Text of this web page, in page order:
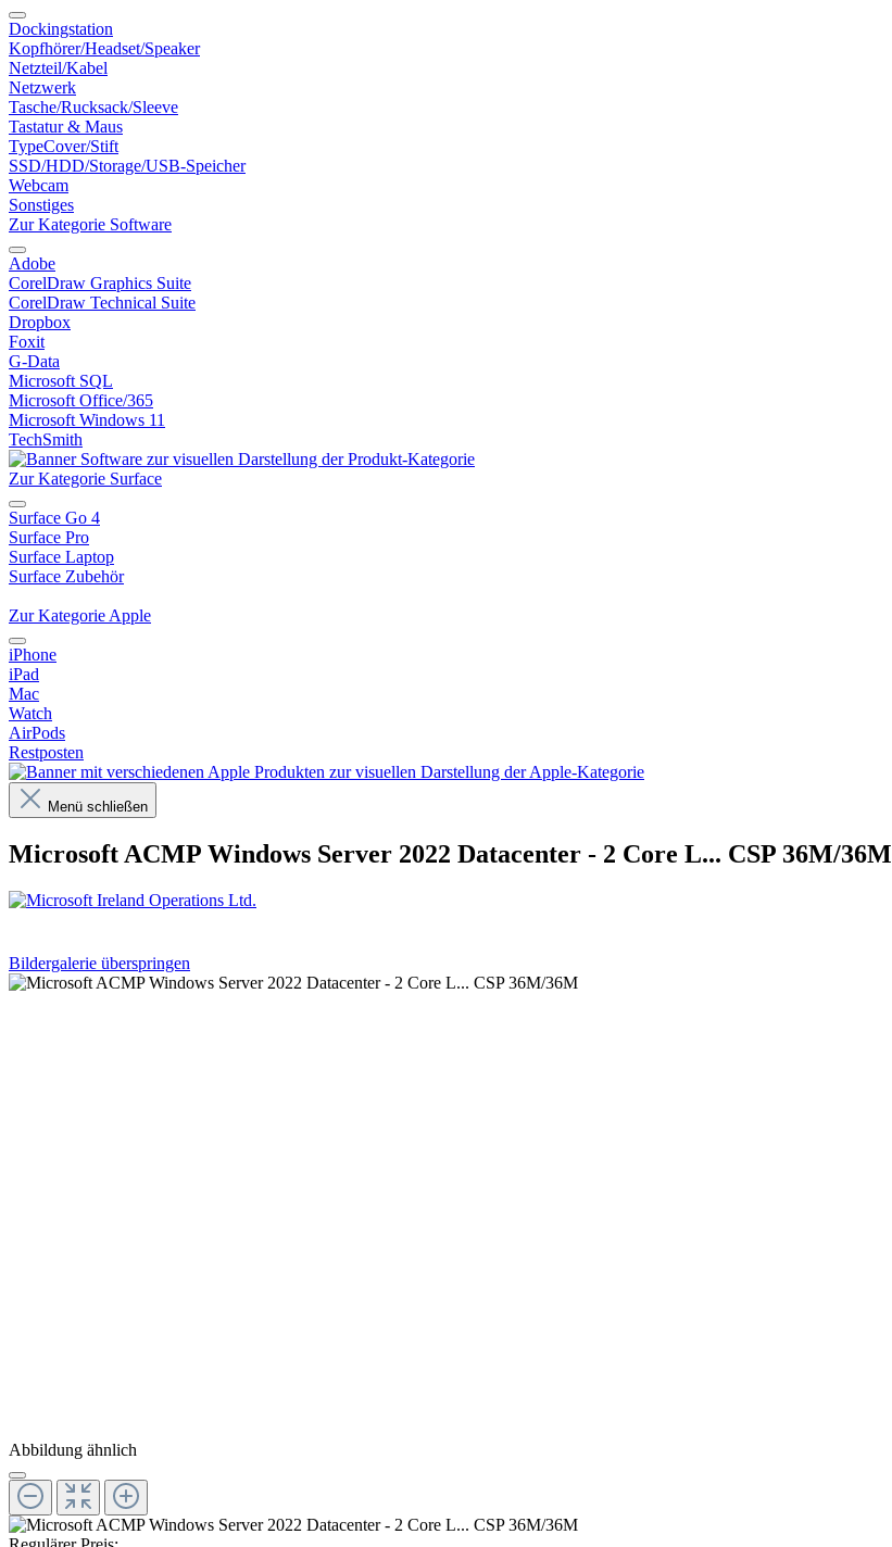
Dockingstation
Kopfhörer/Headset/Speaker
Netzteil/Kabel
Netzwerk
Tasche/Rucksack/Sleeve
Tastatur & Maus
TypeCover/Stift
SSD/HDD/Storage/USB-Speicher
Webcam
Sonstiges
Zur Kategorie Software
Adobe
CorelDraw Graphics Suite
CorelDraw Technical Suite
Dropbox
Foxit
G-Data
Microsoft SQL
Microsoft Office/365
Microsoft Windows 11
TechSmith
Zur Kategorie Surface
Surface Go 4
Surface Pro
Surface Laptop
Surface Zubehör
Zur Kategorie Apple
iPhone
iPad
Mac
Watch
AirPods
Restposten
Menü schließen
Microsoft ACMP Windows Server 2022 Datacenter - 2 Core L... CSP 36M/36M
Bildergalerie überspringen
Abbildung ähnlich